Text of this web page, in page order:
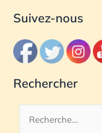
Suivez-nous
Rechercher